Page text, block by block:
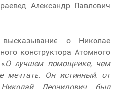
Александр Павлович
о Николае
конструктора Атомного
О лучшем помощнике, чем
мечтать. Он истинный, от
Леонидович был